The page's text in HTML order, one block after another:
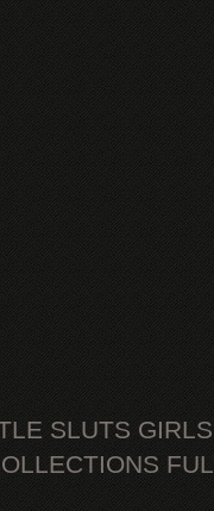
SLUTS